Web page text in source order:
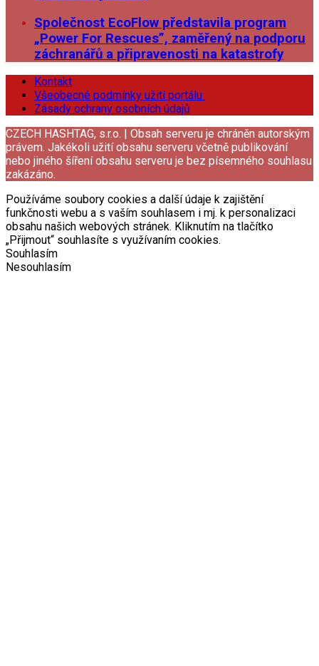
Společnost EcoFlow představila program
„Power For Rescues”, zaměřený na podporu
záchranářů a připravenosti na katastrofy
Kontakt
Všeobecné podmínky užití portálu
Zásady ochrany osobních údajů
CZECH HASHTAG, s.r.o. | Obsah serveru je chráněn autorským
právem. Jakékoli užití obsahu serveru včetně publikování
nebo jiného šíření obsahu serveru je bez písemného souhlasu
zakázáno.
Používáme soubory cookies a další údaje k zajištění
funkčnosti webu a s vaším souhlasem i mj. k personalizaci
obsahu našich webových stránek. Kliknutím na tlačítko
„Přijmout“ souhlasíte s využívaním cookies.
Souhlasím
Nesouhlasím